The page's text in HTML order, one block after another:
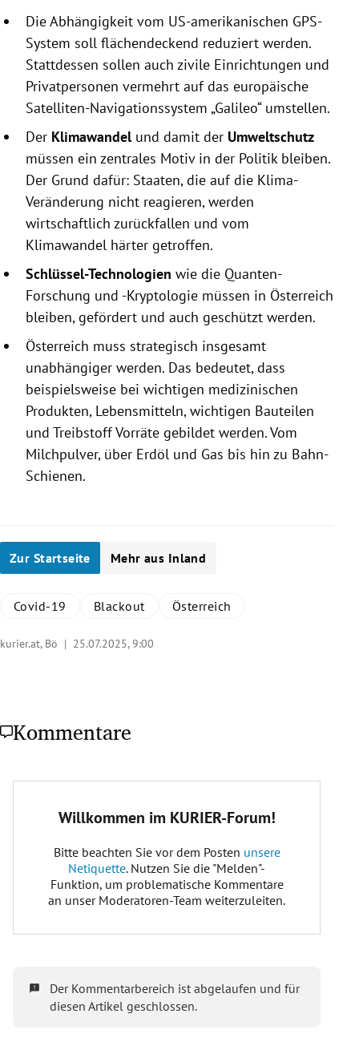
Die Abhängigkeit vom US-amerikanischen GPS-
System soll flächendeckend reduziert werden.
Stattdessen sollen auch zivile Einrichtungen und
Privatpersonen vermehrt auf das europäische
Satelliten-Navigationssystem „Galileo“ umstellen.
Der Klimawandel und damit der Umweltschutz
müssen ein zentrales Motiv in der Politik bleiben.
Der Grund dafür: Staaten, die auf die Klima-
Veränderung nicht reagieren, werden
wirtschaftlich zurückfallen und vom
Klimawandel härter getroffen.
Schlüssel-Technologien wie die Quanten-
Forschung und -Kryptologie müssen in Österreich
bleiben, gefördert und auch geschützt werden.
Österreich muss strategisch insgesamt
unabhängiger werden. Das bedeutet, dass
beispielsweise bei wichtigen medizinischen
Produkten, Lebensmitteln, wichtigen Bauteilen
und Treibstoff Vorräte gebildet werden. Vom
Milchpulver, über Erdöl und Gas bis hin zu Bahn-
Schienen.
Zur Startseite Mehr aus Inland
Covid-19 Blackout Österreich
kurier.at, Bö | 25.07.2025, 9:00
Kommentare